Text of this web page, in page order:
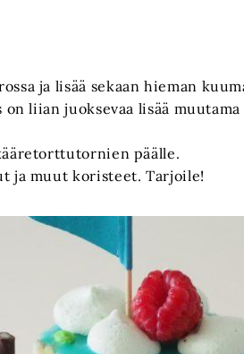
ja lisää sekaan hieman
on liian juoksevaa lisää
päälle.
ja muut koristeet. Tarjoile!